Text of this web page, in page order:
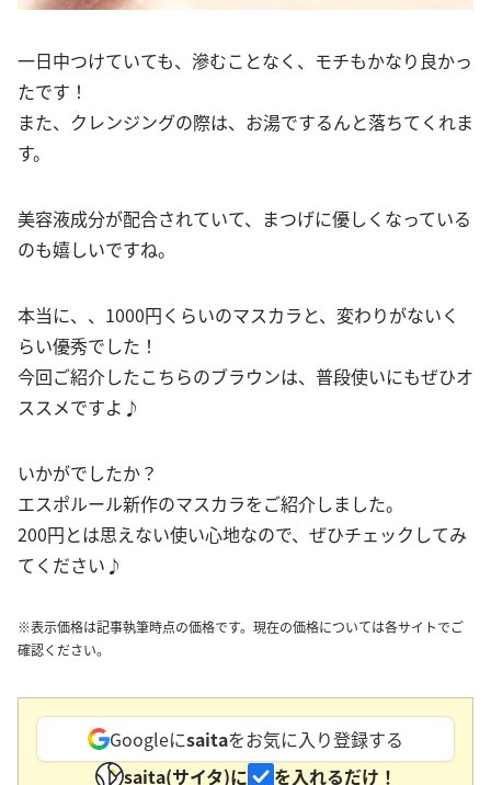
一日中つけていても、滲むことなく、モチもかなり良かっ
たです！
また、クレンジングの際は、お湯でするんと落ちてくれま
す。
美容液成分が配合されていて、まつげに優しくなっている
のも嬉しいですね。
本当に、、1000円くらいのマスカラと、変わりがないく
らい優秀でした！
今回ご紹介したこちらのブラウンは、普段使いにもぜひオ
ススメですよ♪
いかがでしたか？
エスポルール新作のマスカラをご紹介しました。
200円とは思えない使い心地なので、ぜひチェックしてみ
てください♪
※表示価格は記事執筆時点の価格です。現在の価格については各サイトでご
確認ください。
Googleにsaitaをお気に入り登録する
saita(サイタ)に
を入れるだけ！